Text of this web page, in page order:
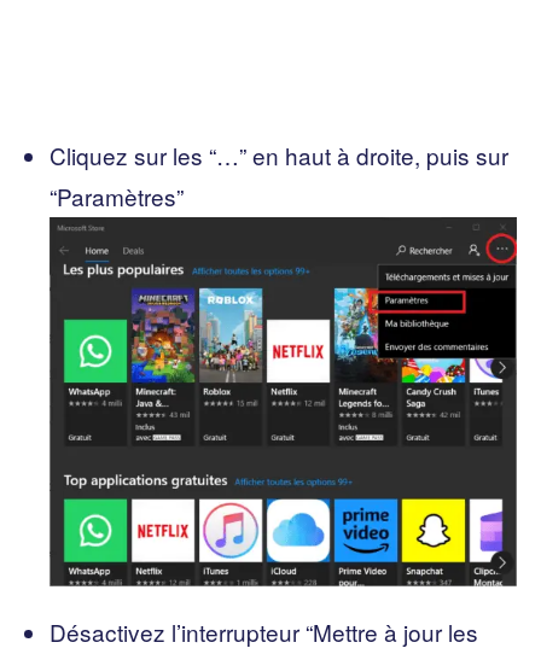
Cliquez sur les “…” en haut à droite, puis sur
“Paramètres”
Désactivez l’interrupteur “Mettre à jour les